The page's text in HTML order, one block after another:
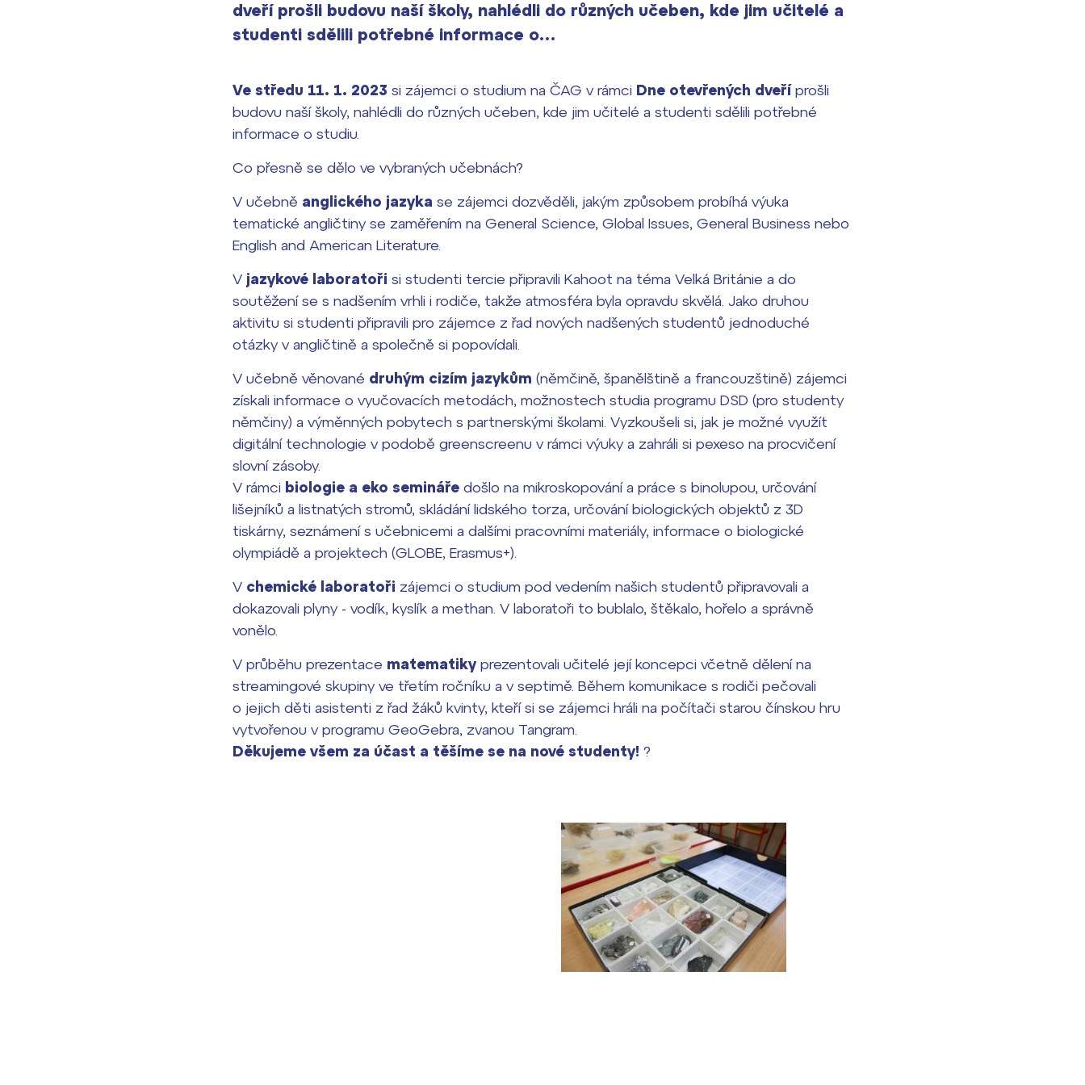
dveří prošli budovu naší školy, nahlédli do různých učeben, kde jim učitelé a
studenti sdělili potřebné informace o…
Ve středu 11. 1. 2023 si zájemci o studium na ČAG v rámci Dne otevřených dveříprošli
budovu naší školy, nahlédli do různých učeben, kde jim učitelé a studenti sdělili potřebné
informace o studiu.
Co přesně se dělo ve vybraných učebnách?
V učebně anglického jazyka se zájemci dozvěděli, jakým způsobem probíhá výuka
tematické angličtiny se zaměřením na General Science, Global Issues, General Business nebo
English and American Literature.
V jazykové laboratoři si studenti tercie připravili Kahoot na téma Velká Británie a do
soutěžení se s nadšením vrhli i rodiče, takže atmosféra byla opravdu skvělá. Jako druhou
aktivitu si studenti připravili pro zájemce z řad nových nadšených studentů jednoduché
otázky v angličtině a společně si popovídali.
V učebně věnované druhým cizím jazykům (němčině, španělštině a francouzštině) zájemci
získali informace o vyučovacích metodách, možnostech studia programu DSD (pro studenty
němčiny) a výměnných pobytech s partnerskými školami. Vyzkoušeli si, jak je možné využít
digitální technologie v podobě greenscreenu v rámci výuky a zahráli si pexeso na procvičení
slovní zásoby.
V rámci biologie a eko semináře došlo na mikroskopování a práce s binolupou, určování
lišejníků a listnatých stromů, skládání lidského torza, určování biologických objektů z 3D
tiskárny, seznámení s učebnicemi a dalšími pracovními materiály, informace o biologické
olympiádě a projektech (GLOBE, Erasmus+).
V chemické laboratoři zájemci o studium pod vedením našich studentů připravovali a
dokazovali plyny - vodík, kyslík a methan. V laboratoři to bublalo, štěkalo, hořelo a správně
vonělo.
V průběhu prezentace matematiky prezentovali učitelé její koncepci včetně dělení na
streamingové skupiny ve třetím ročníku a v septimě. Během komunikace s rodiči pečovali
o jejich děti asistenti z řad žáků kvinty, kteří si se zájemci hráli na počítači starou čínskou hru
vytvořenou v programu GeoGebra, zvanou Tangram.
Děkujeme všem za účast a těšíme se na nové studenty! ?